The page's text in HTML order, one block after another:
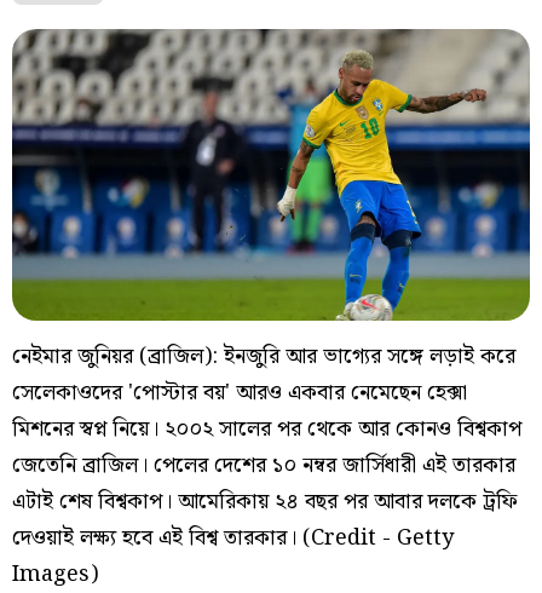
নেইমার জুনিয়র (ব্রাজিল): ইনজুরি আর ভাগ্যের সঙ্গে লড়াই করে
সেলেকাওদের 'পোস্টার বয়' আরও একবার নেমেছেন হেক্সা
মিশনের স্বপ্ন নিয়ে। ২০০২ সালের পর থেকে আর কোনও বিশ্বকাপ
জেতেনি ব্রাজিল। পেলের দেশের ১০ নম্বর জার্সিধারী এই তারকার
এটাই শেষ বিশ্বকাপ। আমেরিকায় ২৪ বছর পর আবার দলকে ট্রফি
দেওয়াই লক্ষ্য হবে এই বিশ্ব তারকার। (Credit - Getty
Images)